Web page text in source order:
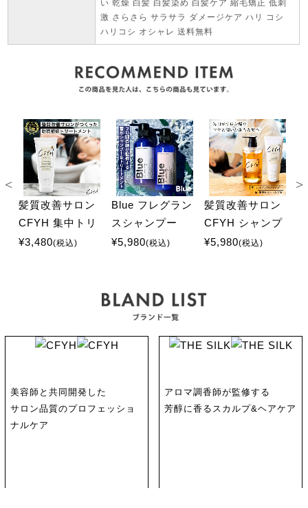
い 乾燥 白髪 白髪染め 白髪ケア 縮毛矯正 低刺
激 さらさら サラサラ ダメージケア ハリ コシ
ハリコシ オシャレ 送料無料
髪質改善サロン
CFYH 集中トリ
ートメント 200g
¥3,480(税込)
Blue フレグラン
スシャンプー
325ml&トリート
¥5,980(税込)
髪質改善サロン
CFYH シャンプ
ー 500ml&集中ト
¥5,980(税込)
美容師と共同開発した
サロン品質のプロフェッショ
ナルケア
アロマ調香師が監修する
芳醇に香るスカルプ&ヘアケア